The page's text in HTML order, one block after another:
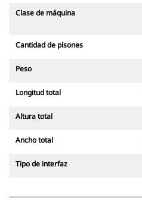
Clase de máquina
Cantidad de pisones
Peso
Longitud total
Altura total
Ancho total
Tipo de interfaz